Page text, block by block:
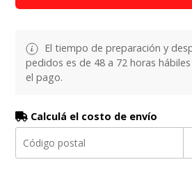
El tiempo de preparación y
pedidos es de 48 a 72 horas
el pago.
Calculá el costo de envío